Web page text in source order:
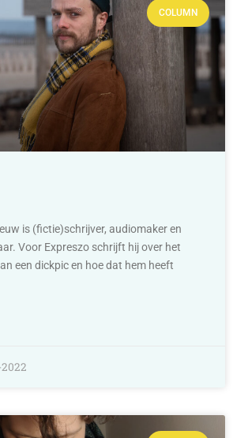
COLUMN
is (fictie)schrijver, audiomaker en
Voor Expreszo schrijft hij over het
een dickpic en hoe dat hem heeft